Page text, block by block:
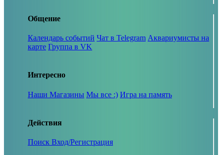
Общение
Календарь событий Чат в Telegram Аквариумисты на
карте Группа в VK
Интересно
Наши Магазины Мы все :) Игра на память
Действия
Поиск Вход/Регистрация